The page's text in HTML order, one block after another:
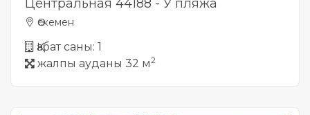
Центральная 44188 - У пляжа
Өскемен
Қабат саны: 1
жалпы ауданы 32 м2